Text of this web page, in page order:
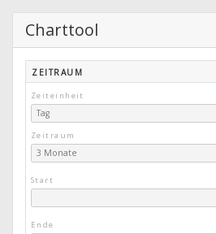
Charttool
ZEITRAUM
Zeiteinheit
Tag
Zeitraum
3 Monate
Start
Ende